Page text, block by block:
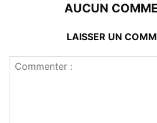
AUCUN
LAISSER UN